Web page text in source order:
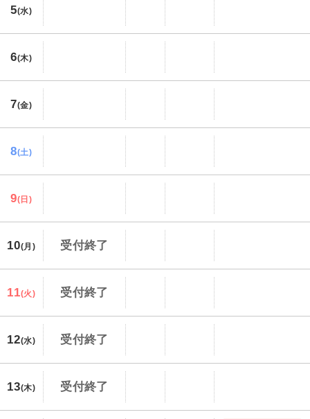
5(水)
6(木)
7(金)
8(土)
9(日)
10(月) 受付終了
11(火) 受付終了
12(水) 受付終了
13(木) 受付終了